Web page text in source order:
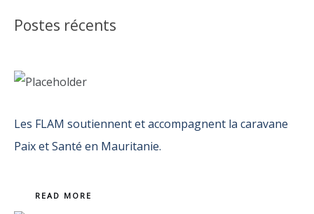
Postes récents
Les FLAM soutiennent et accompagnent la caravane
Paix et Santé en Mauritanie.
READ MORE